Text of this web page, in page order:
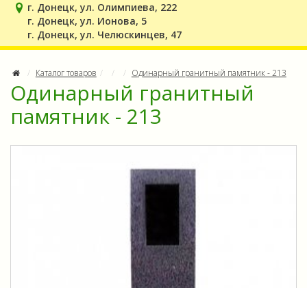
г. Донецк, ул. Олимпиева, 222
г. Донецк, ул. Ионова, 5
г. Донецк, ул. Челюскинцев, 47
Каталог товаров Одинарный гранитный памятник - 213
Одинарный гранитный
памятник - 213